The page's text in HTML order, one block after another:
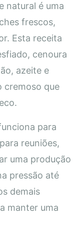
natural é uma
frescos,
Esta receita
cenoura
azeite e
cremoso que
para
reuniões,
uma produção
pressão até
demais
manter uma